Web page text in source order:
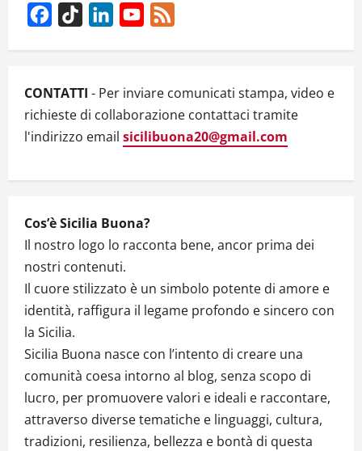
o
n
Facebook
TikTok LinkedInYouTube
CONTATTI - Per inviare comunicati stampa, video e
richieste di collaborazione contattaci tramite
l'indirizzo email sicilibuona20@gmail.com
Cos’è Sicilia Buona?
Il nostro logo lo racconta bene, ancor prima dei
nostri contenuti.
Il cuore stilizzato è un simbolo potente di amore e
identità, raffigura il legame profondo e sincero con
la Sicilia.
Sicilia Buona nasce con l’intento di creare una
comunità coesa intorno al blog, senza scopo di
lucro, per promuovere valori e ideali e raccontare,
attraverso diverse tematiche e linguaggi, cultura,
tradizioni, resilienza, bellezza e bontà di questa